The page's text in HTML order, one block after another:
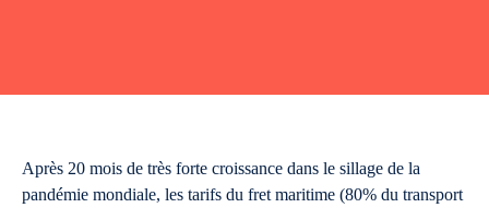
Après 20 mois de très forte croissance dans le sillage de la
pandémie mondiale, les tarifs du fret maritime (80% du transport